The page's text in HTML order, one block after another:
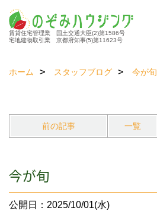
賃貸住宅管理業 国土交通大臣(2)第1586号
宅地建物取引業 京都府知事(5)第11623号
ホーム スタッフブログ 今が旬
前の記事 一覧
今が旬
公開日：2025/10/01(水)